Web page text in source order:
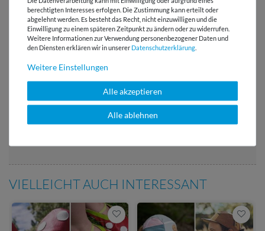
Versandkostenfrei ab 60 € -
Lieferung mit DHL
E-Mail Kundenservice
Antwort in 24h
Über 98% positive
Bewertungen
Über 110 Gratis
VIELLEICHT AUCH INTERESSANT
berechtigten Interesses erfolgen. Die Zustimmung kann erteilt oder
abgelehnt werden. Es besteht das Recht, nicht einzuwilligen und die
Einwilligung zu einem späteren Zeitpunkt zu ändern oder zu widerrufen.
Weitere Informationen zur Verwendung personenbezogener Daten und
den Diensten erklären wir in unserer Daten­schutz­erklärung
Weitere Einstellungen
Alle akzeptieren
Alle ablehnen